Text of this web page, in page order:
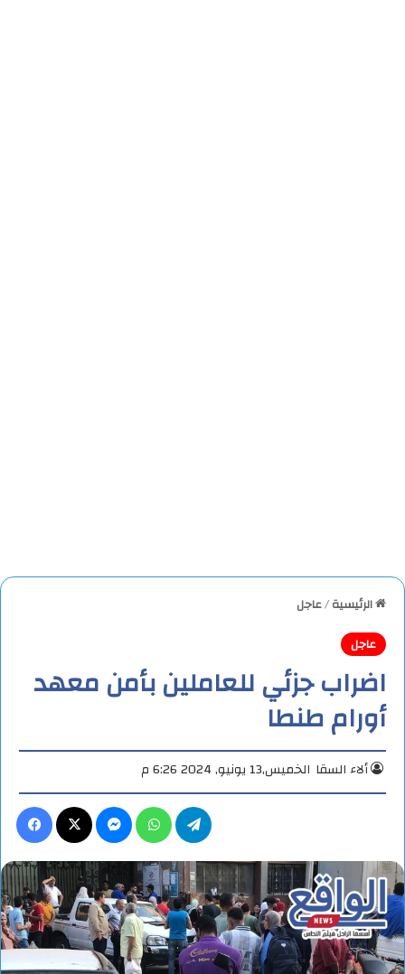
الرئيسية/عاجل
عاجل
اضراب جزئي للعاملين بأمن معهد
أورام طنطا
ألاء السقا الخميس,13 يونيو, 2024 6:26 م
ماسنجر واتساب تيلقرام